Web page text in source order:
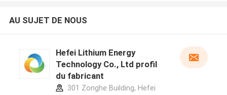
AU SUJET DE NOUS
Hefei Lithium Energy
Technology Co., Ltd profil
du fabricant
301 Zonghe Building, Hefei